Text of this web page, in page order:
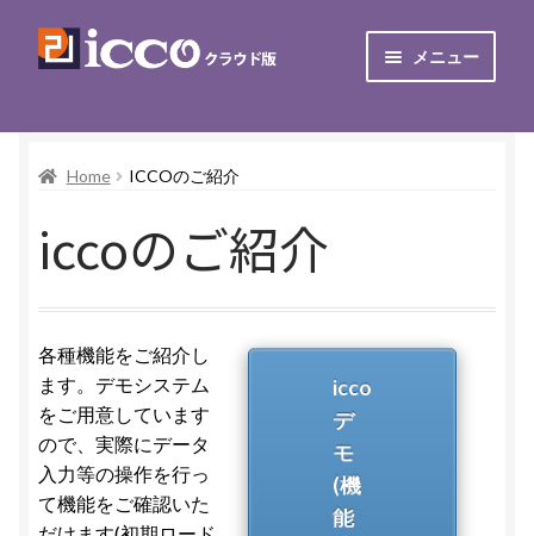
ナ
ビ
ー
シ
へ
キ
ッ
プ
コ
ン
ン
ツ
キ
プ
100年日記icco メニュー
お知らせ
iccoのご紹介
ご利用にあたって
お申込み
カートを見る
マイアカウント
Home ICCOのご紹介
iccoのご紹介
各種機能をご紹介し
ます。デモシステム
をご用意しています
ので、実際にデータ
入力等の操作を行っ
て機能をご確認いた
icco
デ
モ
(機
能